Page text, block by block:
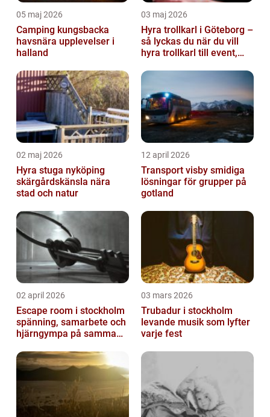
05 maj 2026
Camping kungsbacka
havsnära upplevelser i
halland
03 maj 2026
Hyra trollkarl i Göteborg –
så lyckas du när du vill
hyra trollkarl till event,
02 maj 2026
Hyra stuga nyköping
skärgårdskänsla nära
stad och natur
12 april 2026
Transport visby smidiga
lösningar för grupper på
gotland
02 april 2026
Escape room i stockholm
spänning, samarbete och
hjärngympa på samma
03 mars 2026
Trubadur i stockholm
levande musik som lyfter
varje fest